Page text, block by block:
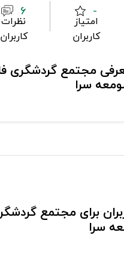
-
امتیاز
کاربران
6
نظرات
کاربران
مجتمع
سرا
برای مجتمع
سرا